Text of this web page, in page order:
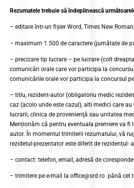
Rezumatele trebuie să îndeplinească
– editare într-un fişier Word, Times New
– maximum 1.500 de caractere (jumătate de
– precizare tip lucrare – pe lucrare (colt
comunicări orale care vor participa la
comunicările orale vor participa la concursul
– titlu, rezident-autor (obligatoriu medic
caz (acolo unde este cazul), alti medici care
lucrarii, clinica de provenienţă sau unitatea
Menționăm că pentru eventuala premiere va fi
autor. În momentul trimiterii rezumatului, vă
rezidetul-prezentator este diferit de rezidențul-
– contact: telefon, email, adresă de
– trimitere pe e-mail la office@srd.ro până cel